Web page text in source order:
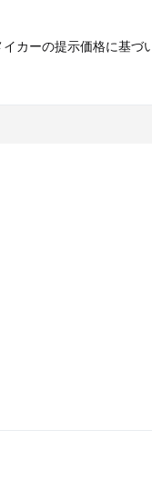
カーの提示価格に基づ